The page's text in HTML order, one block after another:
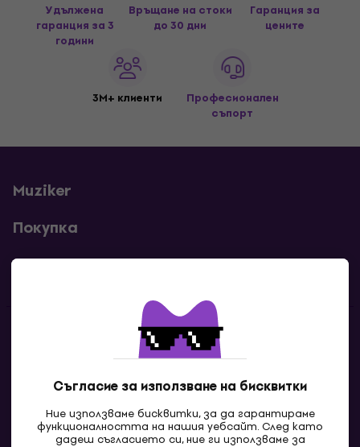
Съгласие за използване на бисквитки
Ние използваме бисквитки, за да гарантираме
функционалността на нашия уебсайт. След като
дадеш съгласието си, ние ги използваме за
Удължена
гаранция за 3
години
Връщане на стоки
до 30 дни
Гаранция за
цените
3M+ клиенти
Професионален
съпорт
Muziker
Покупка
Полезни линкове
Контакти